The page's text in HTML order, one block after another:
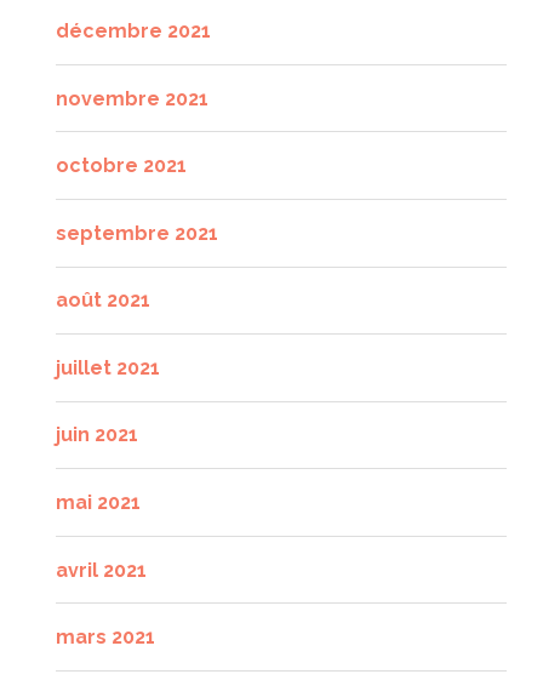
décembre 2021
novembre 2021
octobre 2021
septembre 2021
août 2021
juillet 2021
juin 2021
mai 2021
avril 2021
mars 2021